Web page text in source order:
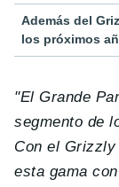
Además del
los próximos
"El Grande
segmento de
Con el
esta gama